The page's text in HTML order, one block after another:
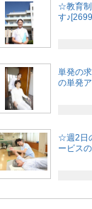
☆教育
す
単発の
の単発
☆週2日
ービス